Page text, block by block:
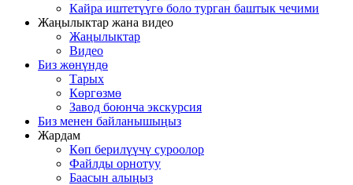
Кайра иштетүүгө боло турган баштык чечими
Жаңылыктар жана видео
Жаңылыктар
Видео
Биз жөнүндө
Тарых
Көргөзмө
Завод боюнча экскурсия
Биз менен байланышыңыз
Жардам
Көп берилүүчү суроолор
Файлды орнотуу
Баасын алыңыз